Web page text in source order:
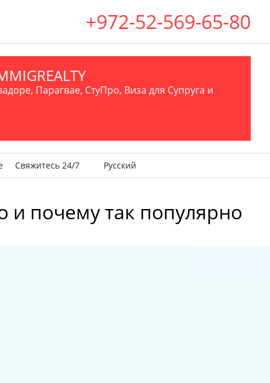
+972-52-569-65-80
Парагвае, СтуПро, Виза для Супруга и
Свяжитесь 24/7 Русский
почему так популярно